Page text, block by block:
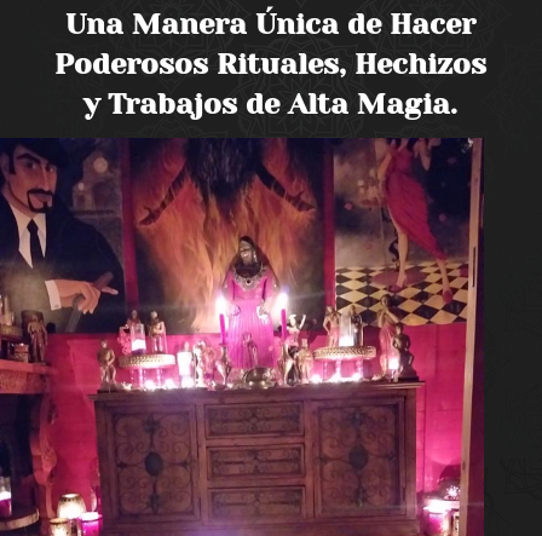
Una Manera Única de Hacer
Poderosos Rituales, Hechizos
y Trabajos de Alta Magia.